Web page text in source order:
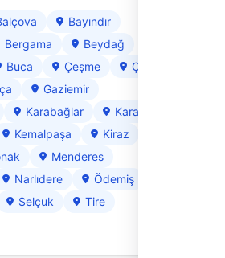
Bayındır
Bergama
Beydağ
Buca Çeşme
Çiğli
Gaziemir
Karabağlar
Karaburun
Kemalpaşa
Kiraz
Menderes
Narlıdere
Ödemiş
Selçuk
Tire